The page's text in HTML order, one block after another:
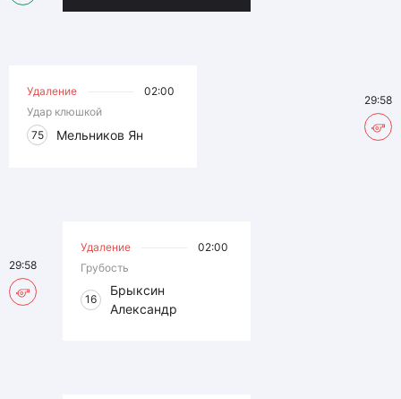
Удаление
02:00
Удар клюшкой
75
Мельников Ян
29:58
Удаление
02:00
Грубость
16
Брыксин
Александр
29:58